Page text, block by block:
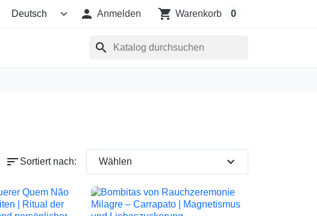
 Anmelden shopping_cart Warenkorb 0
search
sort Sortiert nach: Wählen expand_more